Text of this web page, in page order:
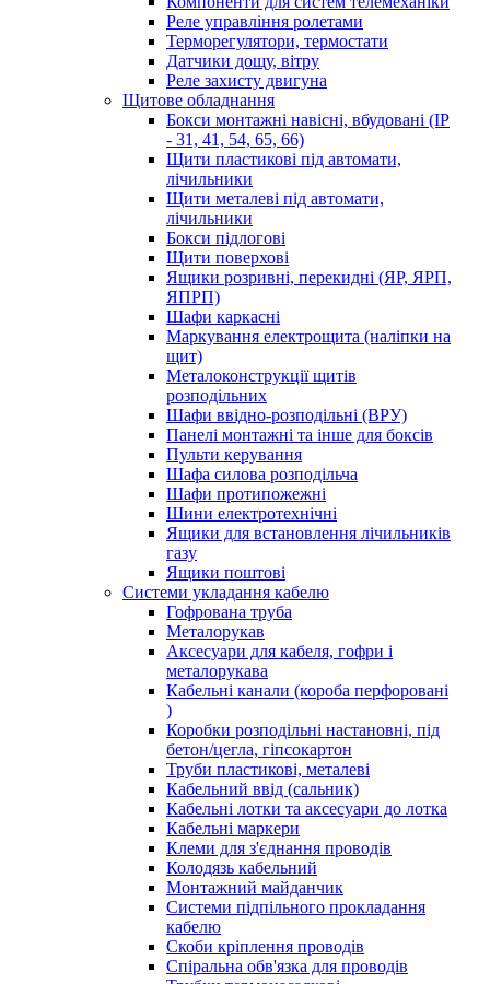
Реле управління ролетами
Терморегулятори, термостати
Датчики дощу, вітру
Реле захисту двигуна
Щитове обладнання
Бокси монтажні навісні, вбудовані (IP
- 31, 41, 54, 65, 66)
Щити пластикові під автомати,
лічильники
Щити металеві під автомати,
лічильники
Бокси підлогові
Щити поверхові
Ящики розривні, перекидні (ЯР, ЯРП,
ЯПРП)
Шафи каркасні
Маркування електрощита (наліпки на
щит)
Металоконструкції щитів
розподільних
Шафи ввідно-розподільні (ВРУ)
Панелі монтажні та інше для боксів
Пульти керування
Шафа силова розподільча
Шафи протипожежні
Шини електротехнічні
Ящики для встановлення лічильників
газу
Ящики поштові
Системи укладання кабелю
Гофрована труба
Металорукав
Аксесуари для кабеля, гофри і
металорукава
Кабельні канали (короба перфоровані
)
Коробки розподільні настановні, під
бетон/цегла, гіпсокартон
Труби пластикові, металеві
Кабельний ввід (сальник)
Кабельні лотки та аксесуари до лотка
Кабельні маркери
Клеми для з'єднання проводів
Колодязь кабельний
Монтажний майданчик
Системи підпільного прокладання
кабелю
Скоби кріплення проводів
Спіральна обв'язка для проводів